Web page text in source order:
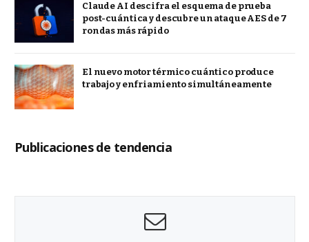
Claude AI descifra el esquema de prueba
post-cuántica y descubre un ataque AES de 7
rondas más rápido
El nuevo motor térmico cuántico produce
trabajo y enfriamiento simultáneamente
Publicaciones de tendencia